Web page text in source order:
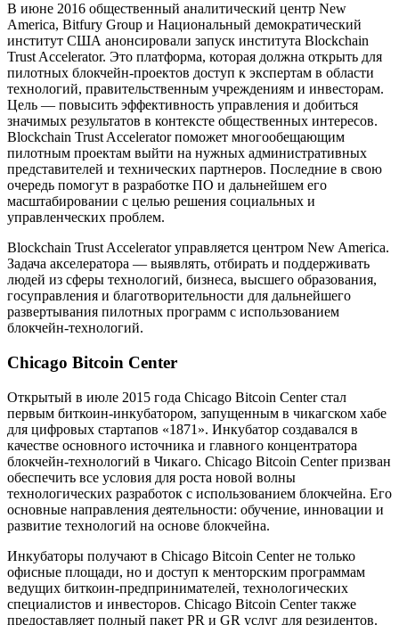
В июне 2016 общественный аналитический центр New
America, Bitfury Group и Национальный демократический
институт США анонсировали запуск института Blockchain
Trust Accelerator. Это платформа, которая должна открыть для
пилотных блокчейн-проектов доступ к экспертам в области
технологий, правительственным учреждениям и инвесторам.
Цель — повысить эффективность управления и добиться
значимых результатов в контексте общественных интересов.
Blockchain Trust Accelerator поможет многообещающим
пилотным проектам выйти на нужных административных
представителей и технических партнеров. Последние в свою
очередь помогут в разработке ПО и дальнейшем его
масштабировании с целью решения социальных и
управленческих проблем.
Blockchain Trust Accelerator управляется центром New America.
Задача акселератора — выявлять, отбирать и поддерживать
людей из сферы технологий, бизнеса, высшего образования,
госуправления и благотворительности для дальнейшего
развертывания пилотных программ с использованием
блокчейн-технологий.
Chicago Bitcoin Center
Открытый в июле 2015 года Chicago Bitcoin Center стал
первым биткоин-инкубатором, запущенным в чикагском хабе
для цифровых стартапов «1871». Инкубатор создавался в
качестве основного источника и главного концентратора
блокчейн-технологий в Чикаго. Chicago Bitcoin Center призван
обеспечить все условия для роста новой волны
технологических разработок с использованием блокчейна. Его
основные направления деятельности: обучение, инновации и
развитие технологий на основе блокчейна.
Инкубаторы получают в Chicago Bitcoin Center не только
офисные площади, но и доступ к менторским программам
ведущих биткоин-предпринимателей, технологических
специалистов и инвесторов. Chicago Bitcoin Center также
предоставляет полный пакет PR и GR услуг для резидентов.